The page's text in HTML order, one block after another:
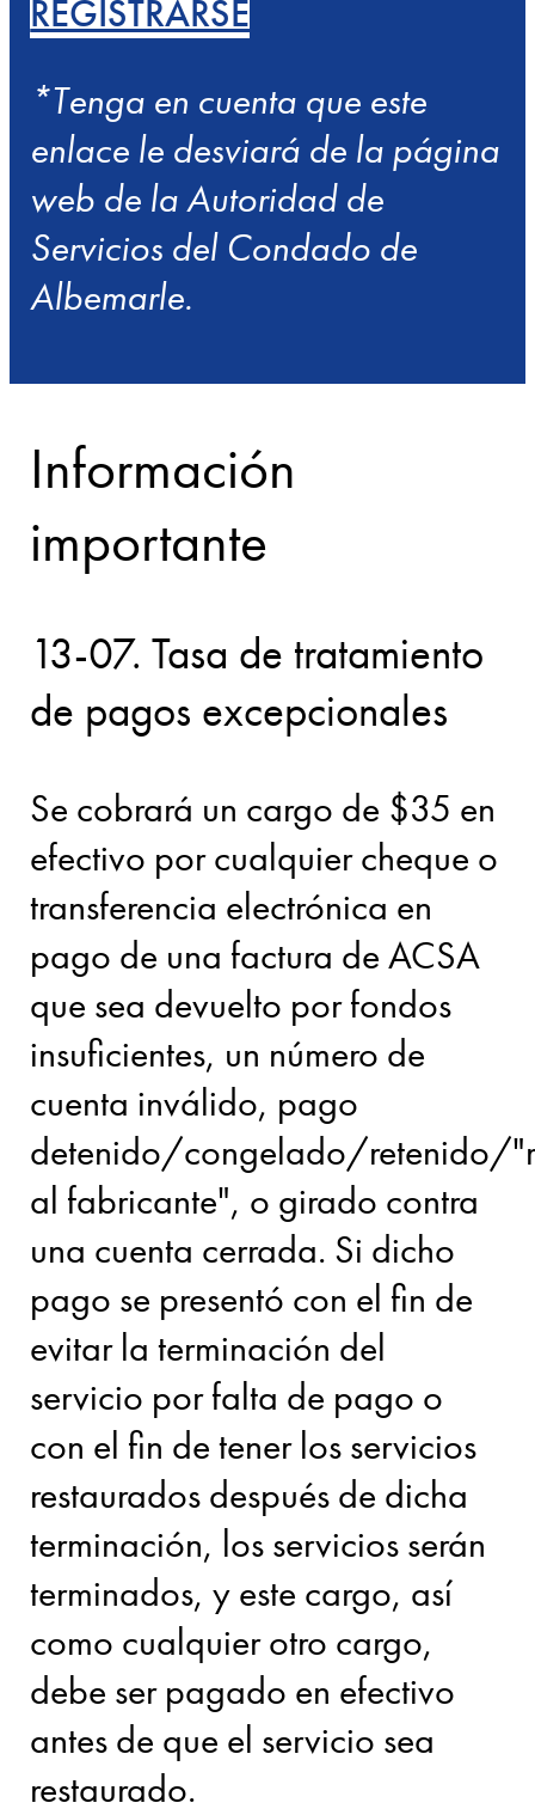
REGISTRARSE
*Tenga en cuenta que este
enlace le desviará de la página
web de la Autoridad de
Servicios del Condado de
Albemarle.
Información
importante
13-07. Tasa de tratamiento
de pagos excepcionales
Se cobrará un cargo de $35 en
efectivo por cualquier cheque o
transferencia electrónica en
pago de una factura de ACSA
que sea devuelto por fondos
insuficientes, un número de
cuenta inválido, pago
detenido/congelado/retenido/
al fabricante", o girado contra
una cuenta cerrada. Si dicho
pago se presentó con el fin de
evitar la terminación del
servicio por falta de pago o
con el fin de tener los servicios
restaurados después de dicha
terminación, los servicios serán
terminados, y este cargo, así
como cualquier otro cargo,
debe ser pagado en efectivo
antes de que el servicio sea
restaurado.